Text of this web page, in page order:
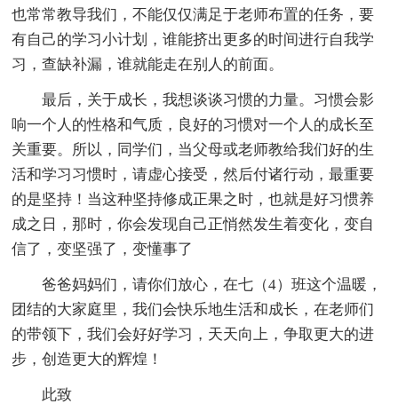
也常常教导我们，不能仅仅满足于老师布置的任务，要
有自己的学习小计划，谁能挤出更多的时间进行自我学
习，查缺补漏，谁就能走在别人的前面。
最后，关于成长，我想谈谈习惯的力量。习惯会影
响一个人的性格和气质，良好的习惯对一个人的成长至
关重要。所以，同学们，当父母或老师教给我们好的生
活和学习习惯时，请虚心接受，然后付诸行动，最重要
的是坚持！当这种坚持修成正果之时，也就是好习惯养
成之日，那时，你会发现自己正悄然发生着变化，变自
信了，变坚强了，变懂事了
爸爸妈妈们，请你们放心，在七（4）班这个温暖，
团结的大家庭里，我们会快乐地生活和成长，在老师们
的带领下，我们会好好学习，天天向上，争取更大的进
步，创造更大的辉煌！
此致